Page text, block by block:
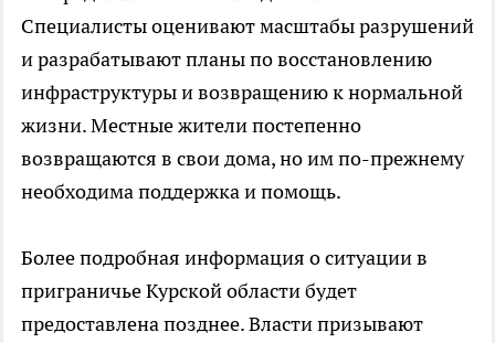
Специалисты оценивают масштабы разрушений
и разрабатывают планы по восстановлению
инфраструктуры и возвращению к нормальной
жизни. Местные жители постепенно
возвращаются в свои дома, но им по-прежнему
необходима поддержка и помощь.
Более подробная информация о ситуации в
приграничье Курской области будет
предоставлена позднее. Власти призывают